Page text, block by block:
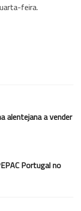
feira.
alentejana a vender
Portugal no